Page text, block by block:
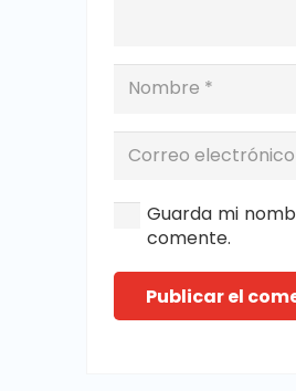
Guarda mi
comente.
Publicar el